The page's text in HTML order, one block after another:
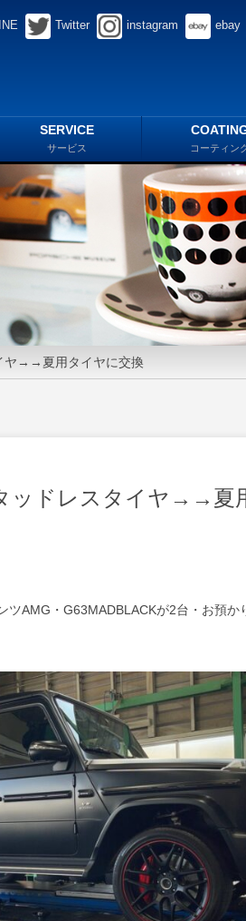
Twitter instagram ebay
SERVICE
サービス コーティン
ヤ→→夏用タイヤに交換
ッドレスタイヤ→→夏
ツAMG・G63MADBLACKが2台・お預か